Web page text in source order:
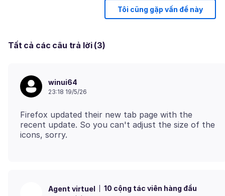
Tôi cũng gặp vấn đề này
Tất cả các câu trả lời (3)
winui64
23:18 19/5/26
Firefox updated their new tab page with the
recent update. So you can't adjust the size of the
Agent virtuel 10 cộng tác viên hàng đầu